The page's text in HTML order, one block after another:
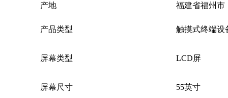
产地 福建省福州市
产品类型 触摸式终端设
屏幕类型 LCD屏
屏幕尺寸 55英寸